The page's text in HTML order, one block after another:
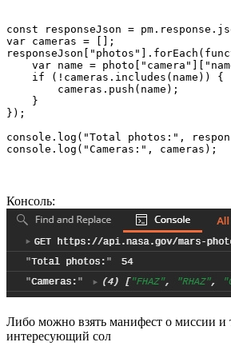
const responseJson =
var cameras = [];
var name =
    if (!cameras.includes(name)) {
        cameras.push(name);
    }
});
console.log("Total photos:",
console.log("Cameras:", cameras);
Консоль:
Либо можно взять манифест о миссии и
интересующий сол